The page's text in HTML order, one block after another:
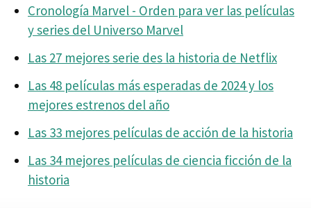
Cronología Marvel - Orden para ver las películas
y series del Universo Marvel
Las 27 mejores serie des la historia de Netflix
Las 48 películas más esperadas de 2024 y los
mejores estrenos del año
Las 33 mejores películas de acción de la historia
Las 34 mejores películas de ciencia ficción de la
historia